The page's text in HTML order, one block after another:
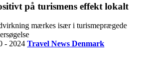
på turismens effekt lokalt
mærkes især i turismeprægede
- 2024 Travel News Denmark